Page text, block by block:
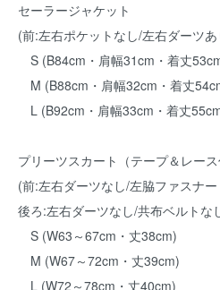
セーラージャケット
(前:左右ポケットなし/左右ダーツ
S (B84cm・肩幅31cm・着丈
M (B88cm・肩幅32cm・着丈
L (B92cm・肩幅33cm・着丈
プリーツスカート（テープ＆レース
(前:左右ダーツなし/左脇ファスナー
後ろ:左右ダーツなし/共布ベルトな
S (W63～67cm・丈38cm)
M (W67～72cm・丈39cm)
L (W72～78cm・丈40cm)